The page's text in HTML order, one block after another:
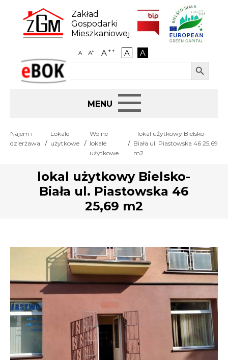
content
Zakład
Gospodarki
Mieszkaniowej
A A+ A++ A A
eBOK
Search
Search Button
BIP
Jak załatwić sprawę
Najem i dzierżawa
Działania antysmogowe
Remonty budynków
Zamówienia publiczne
Prawo
Najem i
dzierżawa
Lokale
użytkowe
Wolne
lokale
użytkowe
lokal użytkowy Bielsko-
Biała ul. Piastowska 46 25,69
m2
lokal użytkowy Bielsko-
Biała ul. Piastowska 46
25,69 m2